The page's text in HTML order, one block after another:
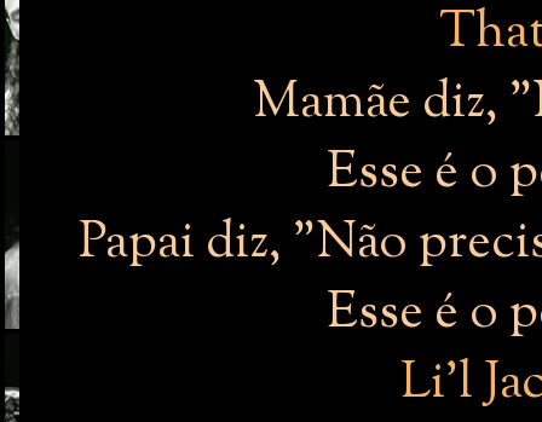
Mamãe diz,
Esse é o
Papai diz, "Não
Esse é o
Li'l